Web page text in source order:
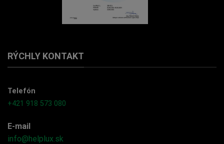
RÝCHLY KONTAKT
Telefón
+421 918 573 080
E-mail
info@helplux.sk